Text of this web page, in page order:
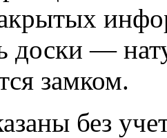
доски —
замком.
без